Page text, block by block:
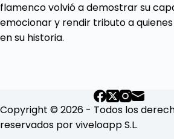
flamenco volvió a demostrar su
emocionar y rendir tributo a
en su historia.
Copyright © 2026 - Todos los
reservados por viveloapp S.L.